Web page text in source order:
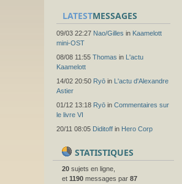
LATESTMESSAGES
09/03 22:27 Nao/Gilles in Kaamelott
mini-OST
08/08 11:55 Thomas in L'actu
Kaamelott
14/02 20:50 Ryō in L'actu d'Alexandre
Astier
01/12 13:18 Ryō in Commentaires sur
le livre VI
20/11 08:05 Diditoff in Hero Corp
STATISTIQUES
20 sujets en ligne,
et 1190 messages par 87